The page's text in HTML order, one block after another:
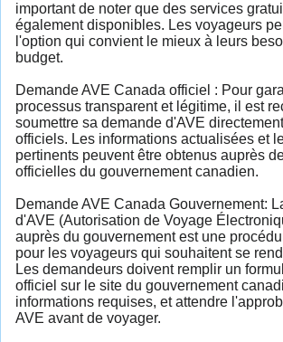
important de noter que des services
également disponibles. Les voyageurs
l'option qui convient le mieux à leurs
budget.
Demande AVE Canada officiel : Pour
processus transparent et légitime, il est
soumettre sa demande d'AVE
officiels. Les informations actualisées et
pertinents peuvent être obtenus auprès
officielles du gouvernement canadien.
Demande AVE Canada Gouvernement:
d'AVE (Autorisation de Voyage
auprès du gouvernement est une
pour les voyageurs qui souhaitent se
Les demandeurs doivent remplir un
officiel sur le site du gouvernement
informations requises, et attendre
AVE avant de voyager.